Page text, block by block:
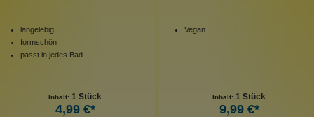
langelebig
formschön
passt in jedes Bad
Inhalt: 1 Stück
4,99 €*
Vegan
Inhalt: 1 Stück
9,99 €*